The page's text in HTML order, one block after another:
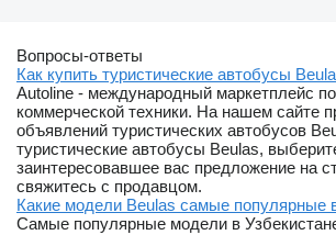
Вопросы-ответы
Как купить туристические автобусы
Autoline - международный маркетплейс
коммерческой техники. На нашем сайте
объявлений туристических автобусов
туристические автобусы Beulas,
заинтересовавшее вас предложение на
свяжитесь с продавцом.
Какие модели Beulas самые популярные
Самые популярные модели в